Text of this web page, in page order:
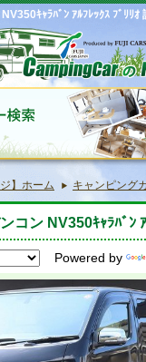
ｷｬﾗﾊﾞﾝ ｱﾙﾌﾚｯｸｽ ﾌﾞﾘﾘｵ
】ホーム キャンピング
コン NV350ｷｬﾗﾊﾞﾝ
Powered by